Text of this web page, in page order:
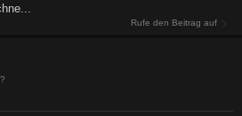
Rufe den Beitrag auf